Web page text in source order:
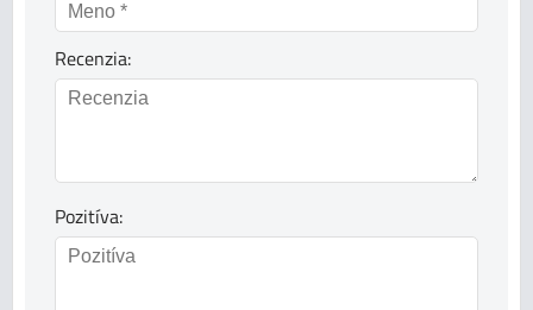
Recenzia:
Pozitíva: